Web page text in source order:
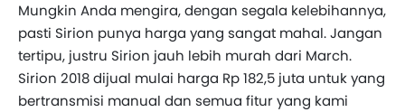
Mungkin Anda mengira, dengan segala kelebihannya,
pasti Sirion punya harga yang sangat mahal. Jangan
tertipu, justru Sirion jauh lebih murah dari March.
Sirion 2018 dijual mulai harga Rp 182,5 juta untuk yang
bertransmisi manual dan semua fitur yang kami